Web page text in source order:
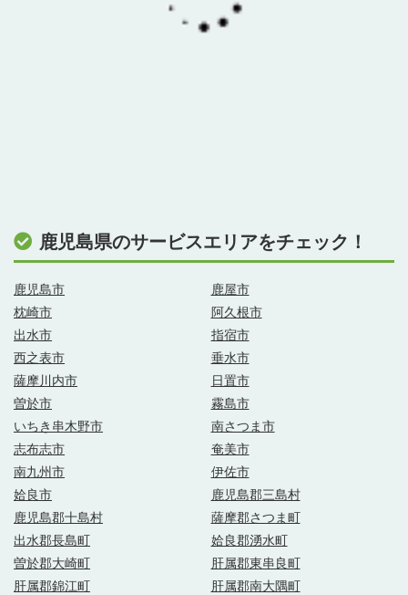
鹿児島県のサービスエリアをチェック！
鹿児島市
鹿屋市
枕崎市
阿久根市
出水市
指宿市
西之表市
垂水市
薩摩川内市
日置市
曽於市
霧島市
いちき串木野市
南さつま市
志布志市
奄美市
南九州市
伊佐市
姶良市
鹿児島郡三島村
鹿児島郡十島村
薩摩郡さつま町
出水郡長島町
姶良郡湧水町
曽於郡大崎町
肝属郡東串良町
肝属郡錦江町
肝属郡南大隅町